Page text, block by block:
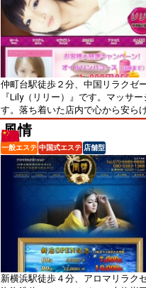
仲町台駅徒歩２分、中国リラクゼ
『Lily（リリー）』です。マッサ
す。落ち着いた店内で心から安ら
風情
一般エステ 中国式エステ 店舗型
新横浜駅徒歩４分、アロマリラク